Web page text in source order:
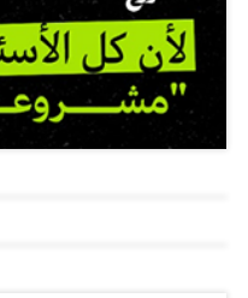
أعلنته الدولة للتخفيف
تحريرها من تنظيم
المكلا عبر مطار الريان
عام - بعد تحريرها من